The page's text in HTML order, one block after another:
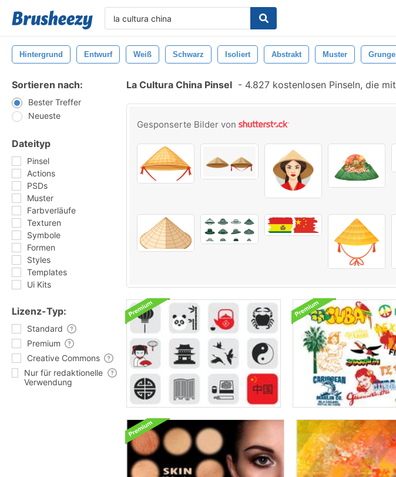
Hintergrund Entwurf Weiß Schwarz Isoliert Abstrakt Muster Grunge
Sortieren nach:
Bester Treffer
Neueste
Dateityp
Pinsel
Actions
PSDs
Muster
Farbverläufe
Texturen
Symbole
Formen
Styles
Templates
Ui Kits
Lizenz-Typ:
Standard
Premium
Creative Commons
Nur für redaktionelle
Verwendung
La Cultura China Pinsel - 4.827 kostenlosen Pinseln, die mit
Gesponserte Bilder von